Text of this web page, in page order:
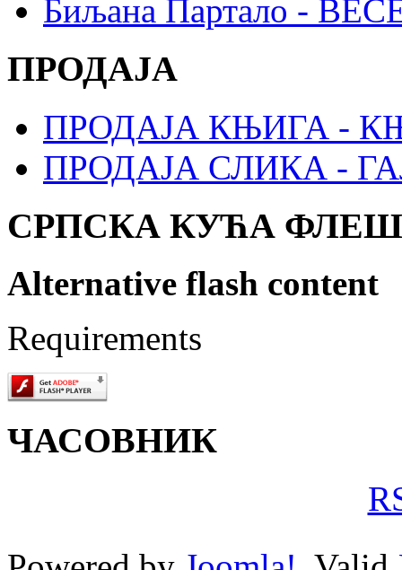
Биљана Партало -
ПРОДАЈА
ПРОДАЈА КЊИГА -
ПРОДАЈА СЛИКА -
СРПСКА КУЋА ФЛЕШ
Alternative flash content
Requirements
ЧАСОВНИК